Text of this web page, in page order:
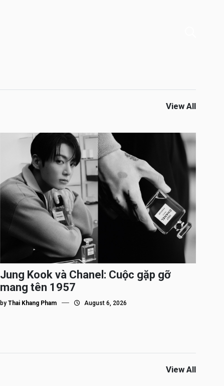
View All
Jung Kook và Chanel: Cuộc gặp gỡ
mang tên 1957
byThai Khang Pham August 6, 2026
View All